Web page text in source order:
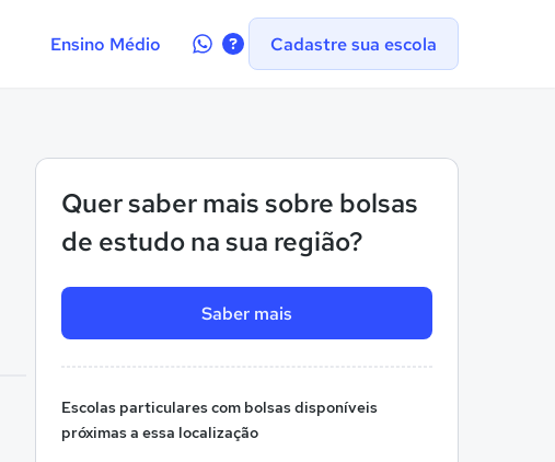
Ensino Médio
Contate-Cadastre sua escola
Quer saber mais sobre bolsas
de estudo na sua região?
Saber mais
Escolas particulares com bolsas disponíveis
próximas a essa localização